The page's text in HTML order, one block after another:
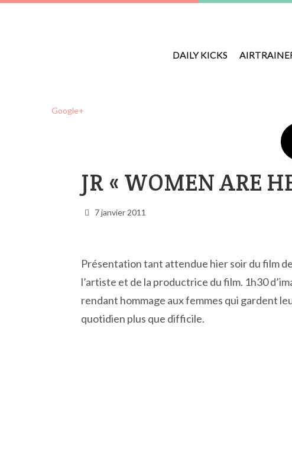
DAILY KICKS
Google+
JR « WOMEN ARE
7 janvier 2011
Présentation tant attendue hier soir du film de
l’artiste et de la productrice du film. 1h30
rendant hommage aux femmes qui gardent
quotidien plus que difficile.